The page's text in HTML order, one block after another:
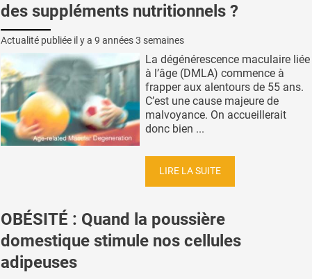
des suppléments nutritionnels ?
Actualité publiée il y a 9 années 3 semaines
La dégénérescence maculaire liée
à l’âge (DMLA) commence à
frapper aux alentours de 55 ans.
C’est une cause majeure de
malvoyance. On accueillerait
donc bien ...
LIRE LA SUITE
OBÉSITÉ : Quand la poussière
domestique stimule nos cellules
adipeuses